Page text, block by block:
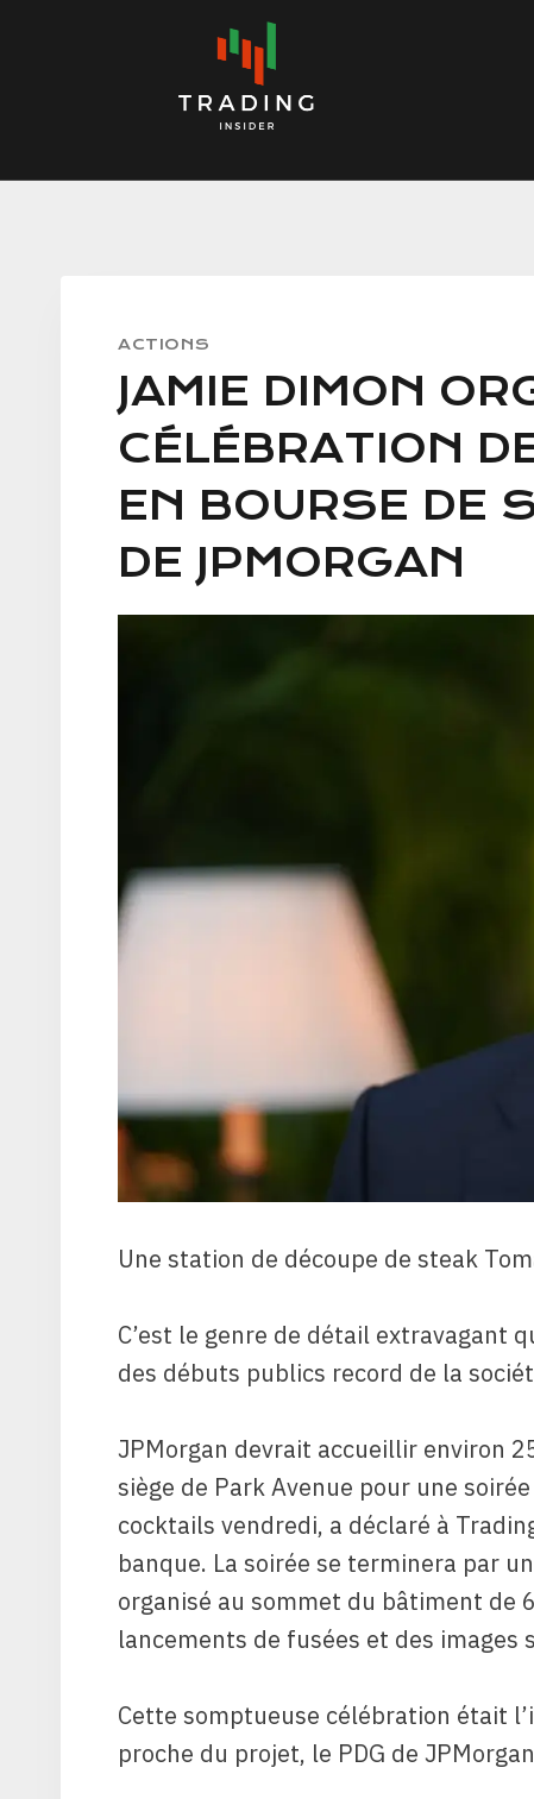
ACTIONS
JAMIE DIMON
CÉLÉBRATION
EN BOURSE DE
DE JPMORGAN
Une station de découpe de steak
C’est le genre de détail extravagant
des débuts publics record de la
JPMorgan devrait accueillir environ
siège de Park Avenue pour une
cocktails vendredi, a déclaré à
banque. La soirée se terminera par
organisé au sommet du bâtiment de
lancements de fusées et des images
Cette somptueuse célébration était
proche du projet, le PDG de